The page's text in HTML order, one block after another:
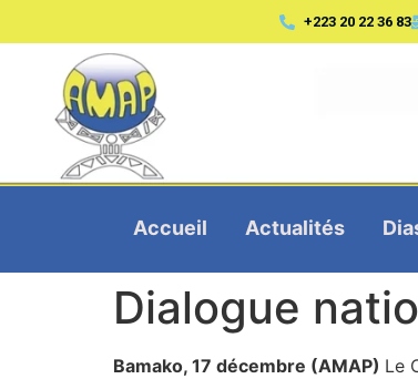
+223 20 22 36 83
Accueil Actualités
Dialogue
Bamako, 17 décembre (AMAP) Le